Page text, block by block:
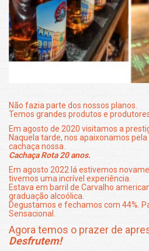
Não fazia parte dos nossos planos.
Temos grandes produtos e
Em agosto de 2020 visitamos a
Naquela tarde, nos apaixonamos
cachaça nossa.
Cachaça Rota 20 anos.
Em agosto 2022 lá estivemos
tivemos uma incrível experiência.
Estava em barril de Carvalho
graduação alcoólica.
Degustamos e fechamos com 44%.
Sensacional.
Agora temos o prazer de
Desfrutem!